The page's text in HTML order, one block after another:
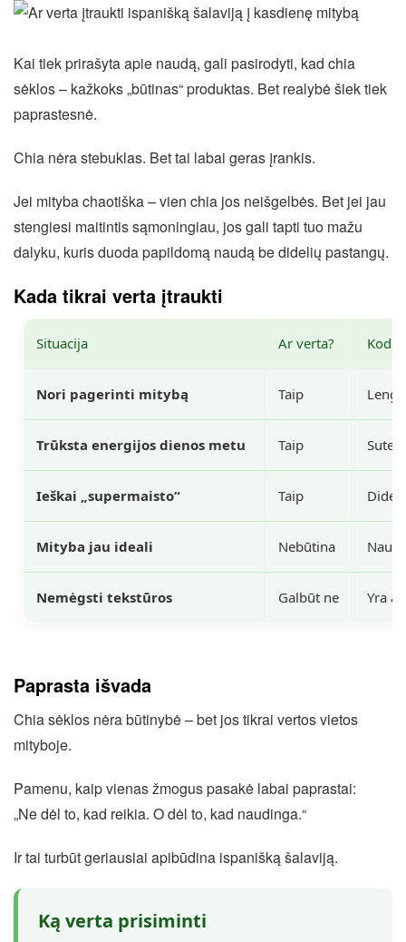
Kai tiek prirašyta apie naudą, gali pasirodyti, kad chia
sėklos – kažkoks „būtinas“ produktas. Bet realybė šiek tiek
paprastesnė.
Chia nėra stebuklas. Bet tai labai geras įrankis.
Jei mityba chaotiška – vien chia jos neišgelbės. Bet jei jau
stengiesi maitintis sąmoningiau, jos gali tapti tuo mažu
dalyku, kuris duoda papildomą naudą be didelių pastangų.
Kada tikrai verta įtraukti
Situacija Ar verta? Kodėl
Nori pagerinti mitybą Taip
Trūksta energijos dienos metu Taip
Ieškai „supermaisto“ Taip
Mityba jau ideali Nebūtina
Nemėgsti tekstūros Galbūt ne Yra
Paprasta išvada
Chia sėklos nėra būtinybė – bet jos tikrai vertos vietos
mityboje.
Pamenu, kaip vienas žmogus pasakė labai paprastai:
„Ne dėl to, kad reikia. O dėl to, kad naudinga.“
Ir tai turbūt geriausiai apibūdina ispanišką šalaviją.
Ką verta prisiminti